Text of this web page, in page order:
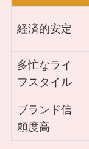
経済的安定
多忙なライ
フスタイル
ブランド信
頼度高